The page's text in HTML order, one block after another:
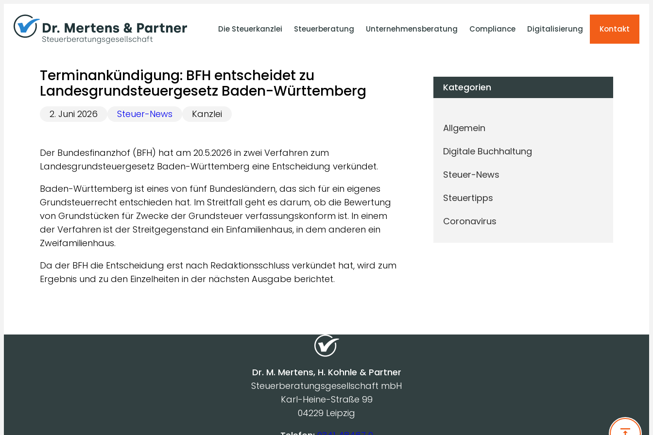
Inhalt
springen
Die Steuerkanzlei Steuerberatung Unternehmensberatung Compliance Digitalisierung Kontakt
Terminankündigung: BFH entscheidet zu
Landesgrundsteuergesetz Baden-Württemberg
2. Juni 2026 Steuer-News Kanzlei
Der Bundesfinanzhof (BFH) hat am 20.5.2026 in zwei Verfahren zum
Landesgrundsteuergesetz Baden-Württemberg eine Entscheidung verkündet.
Baden-Württemberg ist eines von fünf Bundesländern, das sich für ein eigenes
Grundsteuerrecht entschieden hat. Im Streitfall geht es darum, ob die Bewertung
von Grundstücken für Zwecke der Grundsteuer verfassungskonform ist. In einem
der Verfahren ist der Streitgegenstand ein Einfamilienhaus, in dem anderen ein
Zweifamilienhaus.
Da der BFH die Entscheidung erst nach Redaktionsschluss verkündet hat, wird zum
Ergebnis und zu den Einzelheiten in der nächsten Ausgabe berichtet.
Kategorien
Allgemein
Digitale Buchhaltung
Steuer-News
Steuertipps
Coronavirus
Dr. M. Mertens, H. Kohnle & Partner
Steuerberatungsgesellschaft mbH
Karl-Heine-Straße 99
04229 Leipzig